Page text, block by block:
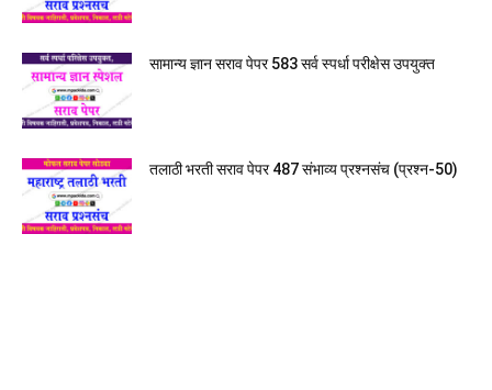
सामान्य ज्ञान सराव पेपर 583 सर्व स्पर्धा परीक्षेस उपयुक्त
तलाठी भरती सराव पेपर 487 संभाव्य प्रश्नसंच (प्रश्न-50)